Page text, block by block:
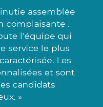
assemblée
complaisante .
l'équipe qui
service le plus
Les
et sont
candidats
»